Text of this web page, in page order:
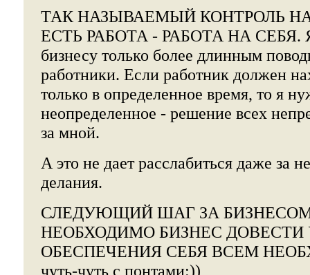
ТАК НАЗЫВАЕМЫЙ КОНТРОЛЬ
ЕСТЬ РАБОТА - РАБОТА НА СЕБЯ. Я
бизнесу только более длинным
работники. Если работник должен
только в определенное время, то я
неопределенное - решение всех
за мной.
А это не дает расслабиться даже за
делания.
СЛЕДУЮЩИЙ ШАГ ЗА
НЕОБХОДИМО БИЗНЕС ДОВЕСТИ
ОБЕСПЕЧЕНИЯ СЕБЯ ВСЕМ
чуть-чуть с понтами:))